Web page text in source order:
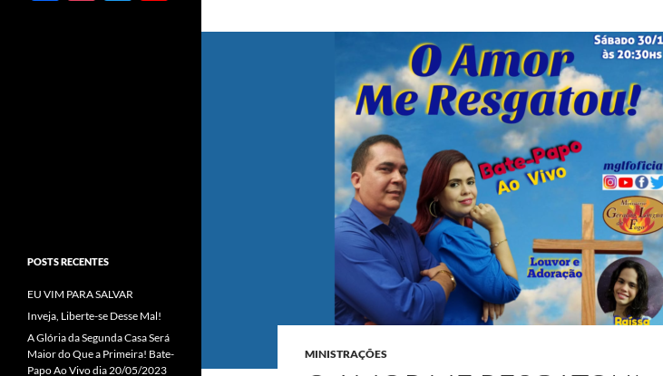
MINISTRAÇÕES
el
POSTS RECENTES
EU VIM PARA SALVAR
Inveja, Liberte-se Desse Mal!
A Glória da Segunda Casa Será
Maior do Que a Primeira! Bate-
Papo Ao Vivo dia 20/05/2023